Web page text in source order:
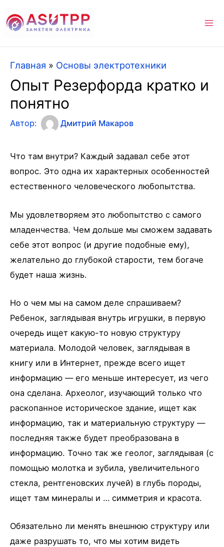
Главная » Основы электротехники
Опыт Резерфорда кратко и
понятно
Автор: Дмитрий Макаров
Что там внутри? Каждый задавал себе этот
вопрос. Это одна их характерных особенностей
естественного человеческого любопытства.
Мы удовлетворяем это любопытство с самого
младенчества. Чем дольше мы сможем задавать
себе этот вопрос (и другие подобные ему),
желательно до глубокой старости, тем богаче
будет наша жизнь.
Но о чем мы на самом деле спрашиваем?
Ребенок, заглядывая внутрь игрушки, в первую
очередь ищет какую-то новую структуру
материала. Молодой человек, заглядывая в
книгу или в Интернет, прежде всего ищет
информацию — его меньше интересует, из чего
она сделана. Археолог, изучающий только что
раскопанное историческое здание, ищет как
информацию, так и материальную структуру —
последняя также будет преобразована в
информацию. Точно так же геолог, заглядывая (с
помощью молотка и зубила, увеличительного
стекла, рентгеновских лучей) в глубь породы,
ищет там минералы и … симметрия и красота.
Обязательно ли менять внешнюю структуру или
даже разрушать то, что мы хотим видеть